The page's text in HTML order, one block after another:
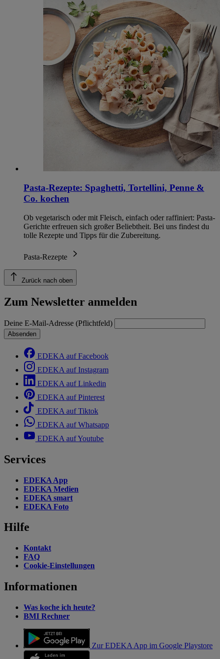
Pasta-Rezepte: Spaghetti, Tortellini, Penne &
Co. kochen
Ob vegetarisch oder mit Fleisch, einfach oder raffiniert: Pasta-
Gerichte erfreuen sich großer Beliebtheit. Bei uns findest du
tolle Rezepte und Tipps für die Zubereitung.
Pasta-Rezepte
Zurück nach oben
Zum Newsletter anmelden
Deine E-Mail-Adresse (Pflichtfeld)
Absenden
EDEKA auf Facebook
EDEKA auf Instagram
EDEKA auf Linkedin
EDEKA auf Pinterest
EDEKA auf Tiktok
EDEKA auf Whatsapp
EDEKA auf Youtube
Services
EDEKA App
EDEKA Medien
EDEKA smart
EDEKA Foto
Hilfe
Kontakt
FAQ
Cookie-Einstellungen
Informationen
Was koche ich heute?
BMI Rechner
Zur EDEKA App im Google Playstore